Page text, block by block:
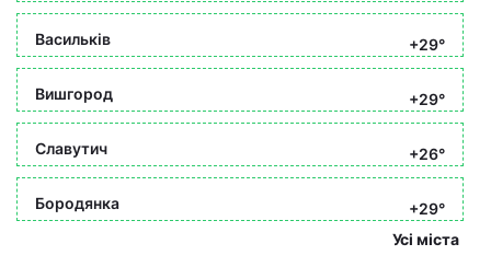
Васильків +29°
Вишгород +29°
Славутич +26°
Бородянка
+29°
Усі міста